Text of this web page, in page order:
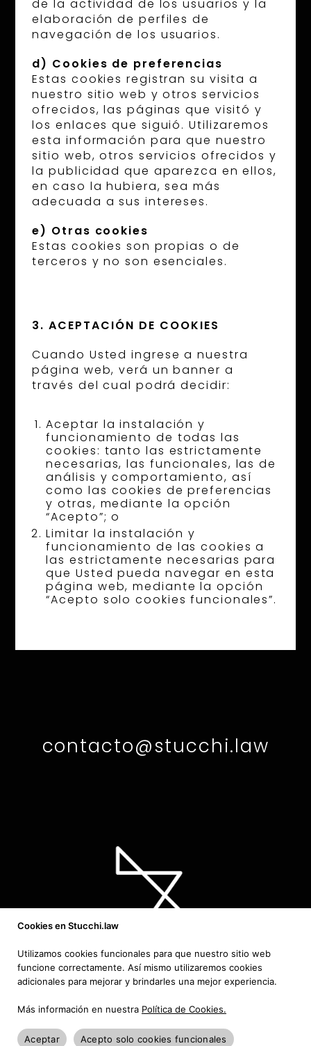
de la actividad de los usuarios y la
elaboración de perfiles de
navegación de los usuarios.
d) Cookies de preferencias
Estas cookies registran su visita a
nuestro sitio web y otros servicios
ofrecidos, las páginas que visitó y
los enlaces que siguió. Utilizaremos
esta información para que nuestro
sitio web, otros servicios ofrecidos y
la publicidad que aparezca en ellos,
en caso la hubiera, sea más
adecuada a sus intereses.
e) Otras cookies
Estas cookies son propias o de
terceros y no son esenciales.
3. ACEPTACIÓN DE COOKIES
Cuando Usted ingrese a nuestra
página web, verá un banner a
través del cual podrá decidir:
Aceptar la instalación y
funcionamiento de todas las
cookies: tanto las estrictamente
necesarias, las funcionales, las de
análisis y comportamiento, así
como las cookies de preferencias
y otras, mediante la opción
“Acepto”; o
Limitar la instalación y
funcionamiento de las cookies a
las estrictamente necesarias para
que Usted pueda navegar en esta
página web, mediante la opción
“Acepto solo cookies funcionales”.
contacto@stucchi.law
Cookies
Cookies en Stucchi.law
Utilizamos cookies funcionales para que nuestro sitio web
funcione correctamente. Así mismo utilizaremos cookies
adicionales para mejorar y brindarles una mejor experiencia.
Más información en nuestra Política de Cookies.
Aceptar Acepto solo cookies funcionales